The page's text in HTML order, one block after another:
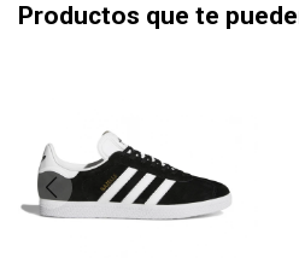
Productos que te